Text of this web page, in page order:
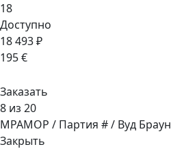
18
Доступно
18 493 ₽
195 €
Заказать
8 из 20
МРАМОР / Партия # / Вуд Браун
Закрыть